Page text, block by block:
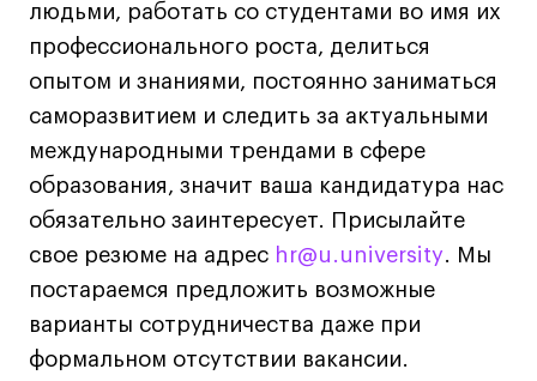
Стайлинг
Современная живопись
UX/UI-дизайн
Маркетинг
Все программы
Мода
Маркетинг
Контент
людьми, работать со студентами во имя их
профессионального роста, делиться
опытом и знаниями, постоянно заниматься
саморазвитием и следить за актуальными
международными трендами в сфере
образования, значит ваша кандидатура нас
обязательно заинтересует. Присылайте
свое резюме на адрес hr@u.university
hr@u.university. Мы
постараемся предложить возможные
варианты сотрудничества даже при
формальном отсутствии вакансии.